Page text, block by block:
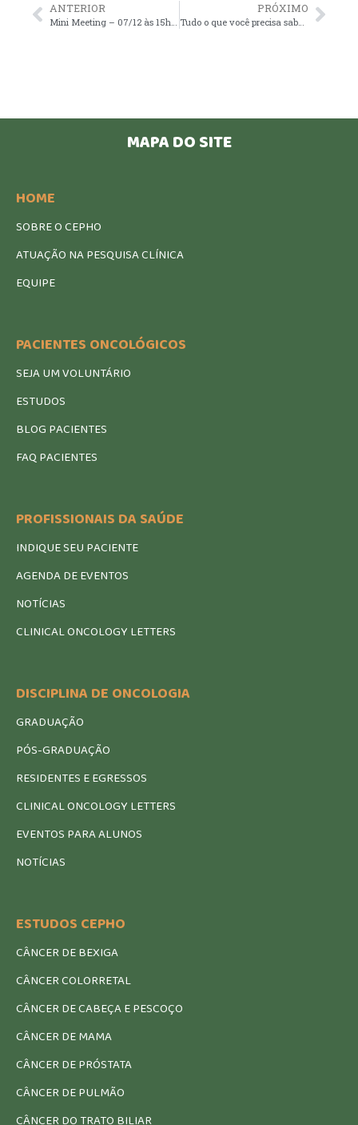
ANTERIOR PRÓXIMO
Tudo o que você precisa saber sobre o câncer de vias biliares
MAPA DO SITE
HOME
SOBRE O CEPHO
ATUAÇÃO NA PESQUISA CLÍNICA
EQUIPE
PACIENTES ONCOLÓGICOS
SEJA UM VOLUNTÁRIO
ESTUDOS
BLOG PACIENTES
FAQ PACIENTES
PROFISSIONAIS DA SAÚDE
INDIQUE SEU PACIENTE
AGENDA DE EVENTOS
NOTÍCIAS
CLINICAL ONCOLOGY LETTERS
DISCIPLINA DE ONCOLOGIA
GRADUAÇÃO
PÓS-GRADUAÇÃO
RESIDENTES E EGRESSOS
CLINICAL ONCOLOGY LETTERS
EVENTOS PARA ALUNOS
NOTÍCIAS
ESTUDOS CEPHO
CÂNCER DE BEXIGA
CÂNCER COLORRETAL
CÂNCER DE CABEÇA E PESCOÇO
CÂNCER DE MAMA
CÂNCER DE PRÓSTATA
CÂNCER DE PULMÃO
CÂNCER DO TRATO BILIAR